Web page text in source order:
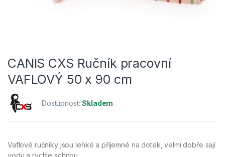
CANIS CXS Ručník pracovní
VAFLOVÝ 50 x 90 cm
Dostupnost:Skladem
Vaflové ručníky jsou lehké a příjemné na dotek, velmi dobře sají
vodu a rychle schnou